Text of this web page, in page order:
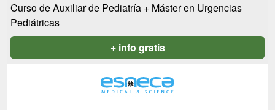
Curso de Auxiliar de Pediatría + Máster en Urgencias
Pediátricas
+ info gratis